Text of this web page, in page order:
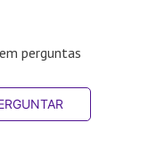
perguntas